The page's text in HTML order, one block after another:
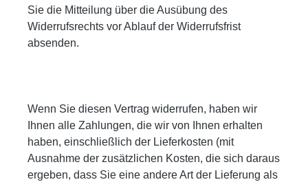
Sie die Mitteilung über die Ausübung des
Widerrufsrechts vor Ablauf der Widerrufsfrist
absenden.
Wenn Sie diesen Vertrag widerrufen, haben wir
Ihnen alle Zahlungen, die wir von Ihnen erhalten
haben, einschließlich der Lieferkosten (mit
Ausnahme der zusätzlichen Kosten, die sich daraus
ergeben, dass Sie eine andere Art der Lieferung als